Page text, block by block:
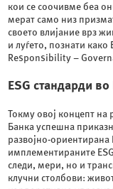
кои се соочивме беа
мерат само низ
своето влијание врз
и луѓето, познати
Responsibility –
ESG стандарди
Токму овој концепт на
Банка успешна
развојно-
имплементираните
следи, мери, но и
клучни столбови: